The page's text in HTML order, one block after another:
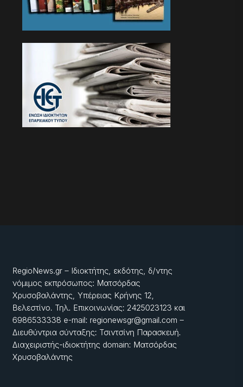
RegioNews.gr – Ιδιοκτήτης, εκδότης, δ/ντης
νόμιμος εκπρόσωπος: Ματσόρδας
Χρυσοβαλάντης, Υπέρειας Κρήνης 12,
Βελεστίνο. Τηλ. Επικοινωνίας: 2425023123 και
6986533338 e-mail: regionewsgr@gmail.com –
Διευθύντρια σύνταξης: Τσιντσίνη Παρασκευή.
Διαχειριστής-ιδιοκτήτης domain: Ματσόρδας
Χρυσοβαλάντης